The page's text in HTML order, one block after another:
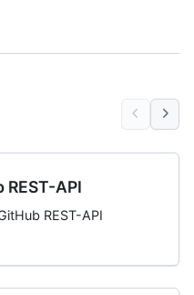
API
REST-API